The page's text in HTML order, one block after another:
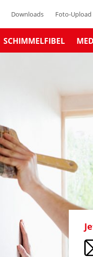
Downloads Foto-Upload
SCHIMMELFIBEL